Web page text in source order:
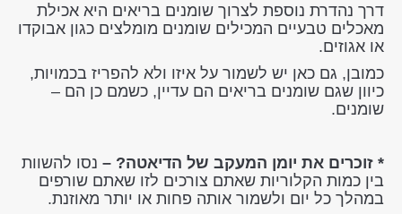
דרך נהדרת נוספת לצרוך שומנים בריאים היא אכילת
מאכלים טבעיים המכילים שומנים מומלצים כגון אבוקדו
או אגוזים.
כמובן, גם כאן יש לשמור על איזו ולא להפריז בכמויות,
כיוון שגם שומנים בריאים הם עדיין, כשמם כן הם –
שומנים.
* זוכרים את יומן המעקב של הדיאטה? – נסו להשוות
בין כמות הקלוריות שאתם צורכים לזו שאתם שורפים
במהלך כל יום ולשמור אותה פחות או יותר מאוזנת.